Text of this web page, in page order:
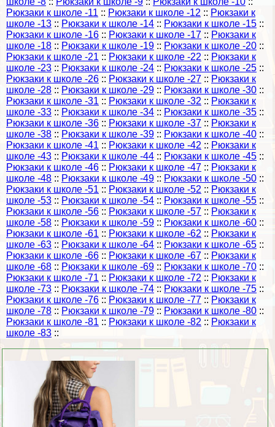
Рюкзаки к школе -11 :: Рюкзаки к школе -12 :: Рюкзаки к
школе -13 :: Рюкзаки к школе -14 :: Рюкзаки к школе -15 ::
Рюкзаки к школе -16 :: Рюкзаки к школе -17 :: Рюкзаки к
школе -18 :: Рюкзаки к школе -19 :: Рюкзаки к школе -20 ::
Рюкзаки к школе -21 :: Рюкзаки к школе -22 :: Рюкзаки к
школе -23 :: Рюкзаки к школе -24 :: Рюкзаки к школе -25 ::
Рюкзаки к школе -26 :: Рюкзаки к школе -27 :: Рюкзаки к
школе -28 :: Рюкзаки к школе -29 :: Рюкзаки к школе -30 ::
Рюкзаки к школе -31 :: Рюкзаки к школе -32 :: Рюкзаки к
школе -33 :: Рюкзаки к школе -34 :: Рюкзаки к школе -35 ::
Рюкзаки к школе -36 :: Рюкзаки к школе -37 :: Рюкзаки к
школе -38 :: Рюкзаки к школе -39 :: Рюкзаки к школе -40 ::
Рюкзаки к школе -41 :: Рюкзаки к школе -42 :: Рюкзаки к
школе -43 :: Рюкзаки к школе -44 :: Рюкзаки к школе -45 ::
Рюкзаки к школе -46 :: Рюкзаки к школе -47 :: Рюкзаки к
школе -48 :: Рюкзаки к школе -49 :: Рюкзаки к школе -50 ::
Рюкзаки к школе -51 :: Рюкзаки к школе -52 :: Рюкзаки к
школе -53 :: Рюкзаки к школе -54 :: Рюкзаки к школе -55 ::
Рюкзаки к школе -56 :: Рюкзаки к школе -57 :: Рюкзаки к
школе -58 :: Рюкзаки к школе -59 :: Рюкзаки к школе -60 ::
Рюкзаки к школе -61 :: Рюкзаки к школе -62 :: Рюкзаки к
школе -63 :: Рюкзаки к школе -64 :: Рюкзаки к школе -65 ::
Рюкзаки к школе -66 :: Рюкзаки к школе -67 :: Рюкзаки к
школе -68 :: Рюкзаки к школе -69 :: Рюкзаки к школе -70 ::
Рюкзаки к школе -71 :: Рюкзаки к школе -72 :: Рюкзаки к
школе -73 :: Рюкзаки к школе -74 :: Рюкзаки к школе -75 ::
Рюкзаки к школе -76 :: Рюкзаки к школе -77 :: Рюкзаки к
школе -78 :: Рюкзаки к школе -79 :: Рюкзаки к школе -80 ::
Рюкзаки к школе -81 :: Рюкзаки к школе -82 :: Рюкзаки к
школе -83 ::